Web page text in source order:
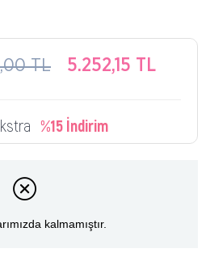
TL 5.252,15 TL
%15 İndirim
kalmamıştır.